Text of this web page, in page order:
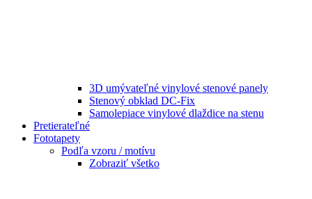
3D umývateľné vinylové stenové panely
Stenový obklad DC-Fix
Samolepiace vinylové dlaždice na stenu
Pretierateľné
Fototapety
Podľa vzoru / motívu
Zobraziť všetko